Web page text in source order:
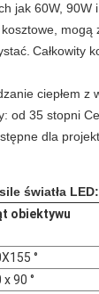
jak 60W, 90W
Całkowity
ciepłem z
od 35 stopni
dla
światła LED:
obiektywu
°
x 90 °